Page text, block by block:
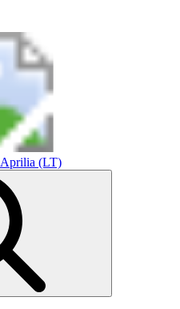
Aprilia (LT)